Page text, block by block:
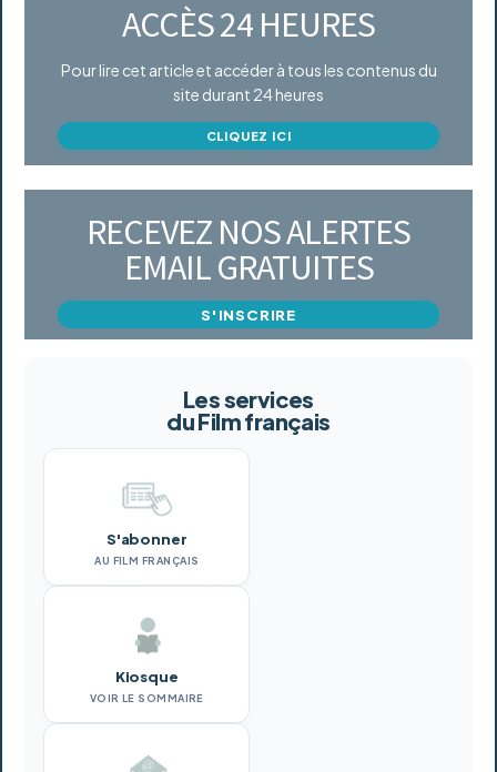
ACCÈS 24 HEURES
Pour lire cet article et accéder à tous les contenus du
site durant 24 heures
CLIQUEZ ICI
RECEVEZ NOS ALERTES
EMAIL GRATUITES
S'INSCRIRE
Les services
du Film français
S'abonner
AU FILM FRANÇAIS
Kiosque
VOIR LE SOMMAIRE